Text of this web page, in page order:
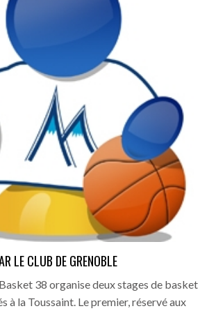
LE CLUB DE GRENOBLE
38 organise deux stages de basket
à la Toussaint. Le premier, réservé aux